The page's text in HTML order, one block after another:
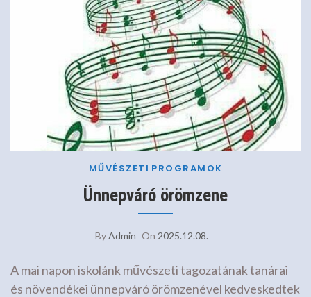
MŰVÉSZETI PROGRAMOK
Ünnepváró örömzene
ByAdmin On 2025.12.08.
A mai napon iskolánk művészeti tagozatának tanárai
és növendékei ünnepváró örömzenével kedveskedtek